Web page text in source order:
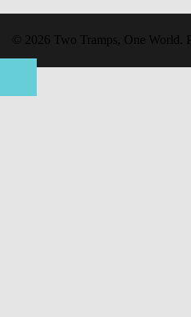
© 2026 Two Tramps, One World.